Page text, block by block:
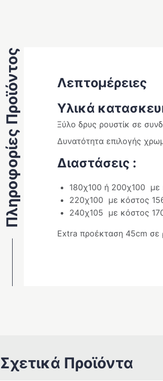
Πληροφορίες Προϊόντος
Λεπτομέρειες
Υλικά
Ξύλο δρυς ρουστίκ σε
Δυνατότητα επιλογής
Διαστάσεις :
180χ100 ή 200χ100 με
220χ100 με κόστος
240χ105 με κόστος
Extra προέκταση 45cm
Σχετικά Προϊόντα